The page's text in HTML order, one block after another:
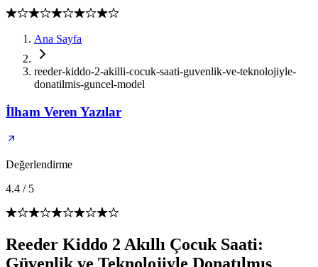
Ana Sayfa
reeder-kiddo-2-akilli-cocuk-saati-guvenlik-ve-teknolojiyle-
donatilmis-guncel-model
İlham Veren Yazılar
Değerlendirme
4.4 / 5
Reeder Kiddo 2 Akıllı Çocuk Saati: